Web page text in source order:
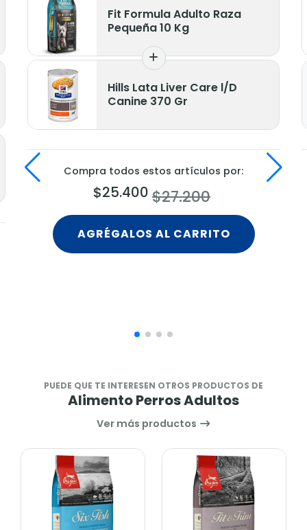
Fit Formula Adulto Raza
Pequeña 10 Kg
Hills Lata Liver Care l/D
Canine 370 Gr
Compra todos estos artículos por:
$25.400 $27.200
AGRÉGALOS AL CARRITO
PUEDE QUE TE INTERESEN OTROS PRODUCTOS DE
Alimento Perros Adultos
Ver más productos